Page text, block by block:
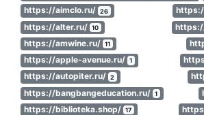
https://aimclo.ru/ 26
https://alter.ru/ 10
https://amwine.ru/ 11
https://apple-avenue.ru/ 1
https://autopiter.ru/ 2
https://bangbangeducation.ru/ 1
https://biblioteka.shop/ 17